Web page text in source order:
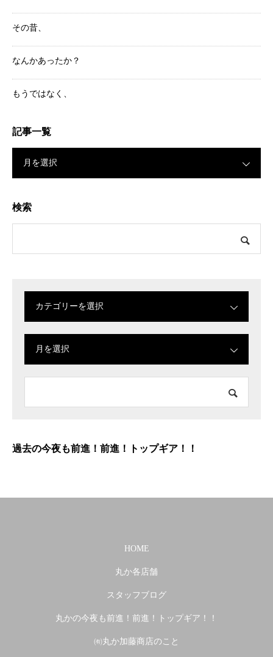
その昔、
なんかあったか？
もうではなく、
記事一覧
月を選択
検索
カテゴリーを選択
月を選択
過去の今夜も前進！前進！トップギア！！
HOME
丸か各店舗
スタッフブログ
丸かの今夜も前進！前進！トップギア！！
㈲丸か加藤商店のこと